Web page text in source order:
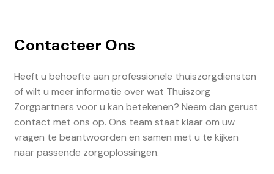
Contacteer Ons
Heeft u behoefte aan professionele thuiszorgdiensten
of wilt u meer informatie over wat Thuiszorg
Zorgpartners voor u kan betekenen? Neem dan gerust
contact met ons op. Ons team staat klaar om uw
vragen te beantwoorden en samen met u te kijken
naar passende zorgoplossingen.